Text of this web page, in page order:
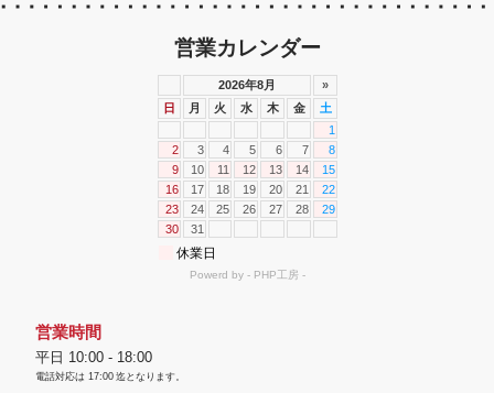
営業カレンダー
営業時間
平日 10:00 - 18:00
電話対応は 17:00 迄となります。